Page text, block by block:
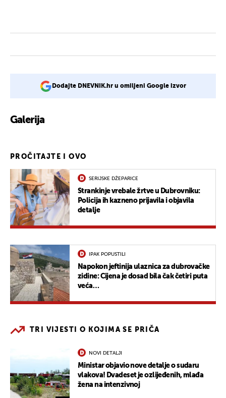
Dodajte DNEVNIK.hr u omiljeni Google izvor
Galerija
PROČITAJTE I OVO
SERIJSKE DŽEPARICE
Strankinje vrebale žrtve u Dubrovniku:
Policija ih kazneno prijavila i objavila
detalje
IPAK POPUSTILI
Napokon jeftinija ulaznica za dubrovačke
zidine: Cijena je dosad bila čak četiri puta
veća…
TRI VIJESTI O KOJIMA SE PRIČA
NOVI DETALJI
Ministar objavio nove detalje o sudaru
vlakova! Dvadeset je ozlijeđenih, mlađa
žena na intenzivnoj